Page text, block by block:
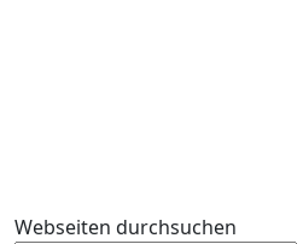
Webseiten durchsuchen